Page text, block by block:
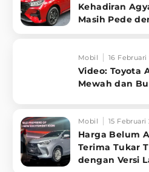
Kehadiran
Masih Pede
Mobil 16 Februari
Video: Toyota
Mewah dan
Mobil 15 Februari
Harga Belum
Terima Tukar
dengan Versi